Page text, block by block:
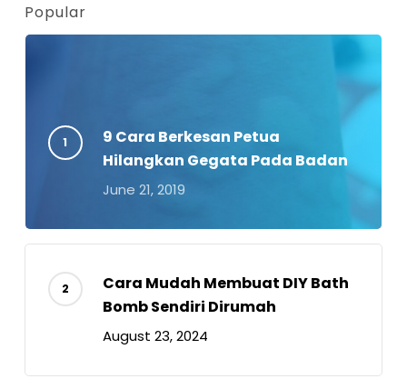
Popular
9 Cara Berkesan Petua
Hilangkan Gegata Pada Badan
June 21, 2019
Cara Mudah Membuat DIY Bath
Bomb Sendiri Dirumah
August 23, 2024